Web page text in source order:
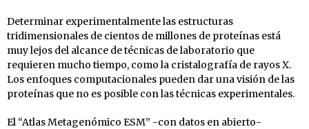
Determinar experimentalmente las estructuras
tridimensionales de cientos de millones de proteínas está
muy lejos del alcance de técnicas de laboratorio que
requieren mucho tiempo, como la cristalografía de rayos X.
Los enfoques computacionales pueden dar una visión de las
proteínas que no es posible con las técnicas experimentales.
El “Atlas Metagenómico ESM” -con datos en abierto-